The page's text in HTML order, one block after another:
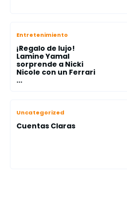
Entretenimiento
¡Regalo de lujo!
Lamine Yamal
sorprende a Nicki
Nicole con un Ferrari
...
Uncategorized
Cuentas Claras